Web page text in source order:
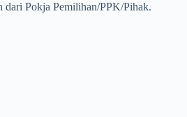
dari Pokja Pemilihan/PPK/Pihak.